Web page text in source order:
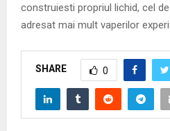
construiesti propriul lichid, cel
adresat mai mult vaperilor
SHARE 0